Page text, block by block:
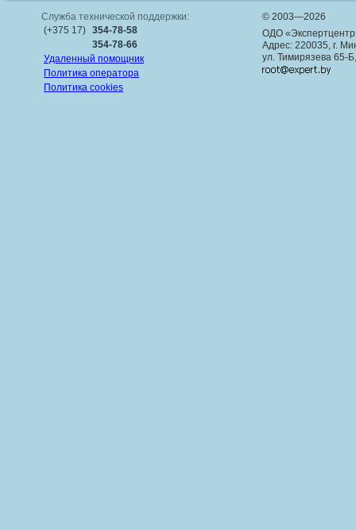
Служба технической поддержки:
(+375 17) 354-78-58
354-78-66
Удаленный помощник
Политика оператора
Политика cookies
© 2003—2026
ОДО
Адрес: 220035, г.
ул. Тимирязева 65-